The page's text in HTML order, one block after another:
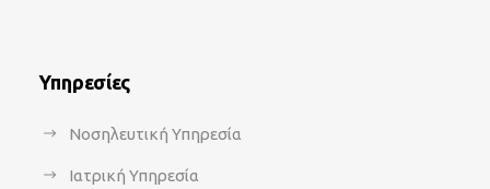
Υπηρεσίες
Νοσηλευτική Υπηρεσία
Ιατρική Υπηρεσία